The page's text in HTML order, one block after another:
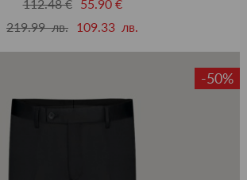
112.48 €
55.90 €
219.99 лв. 109.33 лв.
-50%